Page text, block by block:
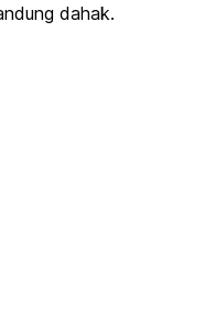
dahak.